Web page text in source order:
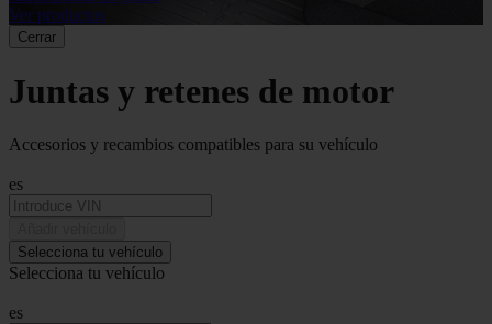
Ver productos
Cerrar
Juntas y retenes de motor
Accesorios y recambios compatibles para su vehículo
es
Selecciona tu vehículo
Selecciona tu vehículo
es